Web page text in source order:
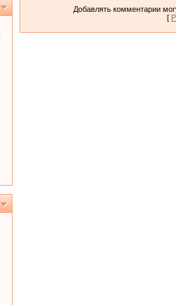
Добавлять комментарии
[